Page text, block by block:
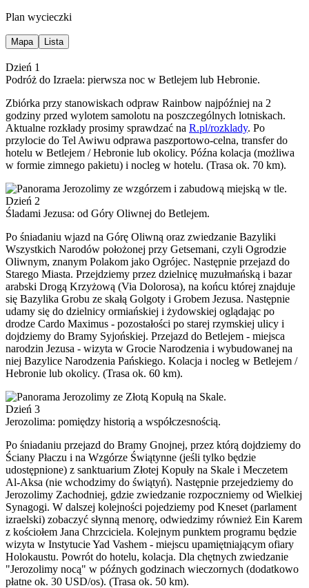
Plan wycieczki
Mapa Lista
Dzień 1
Podróż do Izraela: pierwsza noc w Betlejem lub Hebronie.
Zbiórka przy stanowiskach odpraw Rainbow najpóźniej na 2
godziny przed wylotem samolotu na poszczególnych lotniskach.
Aktualne rozkłady prosimy sprawdzać na R.pl/rozklady. Po
przylocie do Tel Awiwu odprawa paszportowo-celna, transfer do
hotelu w Betlejem / Hebronie lub okolicy. Późna kolacja (możliwa
w formie zimnego pakietu) i nocleg w hotelu. (Trasa ok. 70 km).
Dzień 2
Śladami Jezusa: od Góry Oliwnej do Betlejem.
Po śniadaniu wjazd na Górę Oliwną oraz zwiedzanie Bazyliki
Wszystkich Narodów położonej przy Getsemani, czyli Ogrodzie
Oliwnym, znanym Polakom jako Ogrójec. Następnie przejazd do
Starego Miasta. Przejdziemy przez dzielnicę muzułmańską i bazar
arabski Drogą Krzyżową (Via Dolorosa), na końcu której znajduje
się Bazylika Grobu ze skałą Golgoty i Grobem Jezusa. Następnie
udamy się do dzielnicy ormiańskiej i żydowskiej oglądając po
drodze Cardo Maximus - pozostałości po starej rzymskiej ulicy i
dojdziemy do Bramy Syjońskiej. Przejazd do Betlejem - miejsca
narodzin Jezusa - wizyta w Grocie Narodzenia i wybudowanej na
niej Bazylice Narodzenia Pańskiego. Kolacja i nocleg w Betlejem /
Hebronie lub okolicy. (Trasa ok. 60 km).
Dzień 3
Jerozolima: pomiędzy historią a współczesnością.
Po śniadaniu przejazd do Bramy Gnojnej, przez którą dojdziemy do
Ściany Płaczu i na Wzgórze Świątynne (jeśli tylko będzie
udostępnione) z sanktuarium Złotej Kopuły na Skale i Meczetem
Al-Aksa (nie wchodzimy do świątyń). Następnie przejedziemy do
Jerozolimy Zachodniej, gdzie zwiedzanie rozpoczniemy od Wielkiej
Synagogi. W dalszej kolejności pojedziemy pod Kneset (parlament
izraelski) zobaczyć słynną menorę, odwiedzimy również Ein Karem
z kościołem Jana Chrzciciela. Kolejnym punktem programu będzie
wizyta w Instytucie Yad Vashem - miejscu upamiętniającym ofiary
Holokaustu. Powrót do hotelu, kolacja. Dla chętnych zwiedzanie
"Jerozolimy nocą" w późnych godzinach wieczornych (dodatkowo
płatne ok. 30 USD/os). (Trasa ok. 50 km).